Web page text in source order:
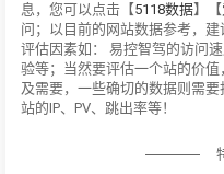
息，您可以点击【5118数据】【
问；以目前的网站数据参考，
评估因素如： 易控智驾的访问
验等；当然要评估一个站的价
及需要，一些确切的数据则需
站的IP、PV、跳出率等！